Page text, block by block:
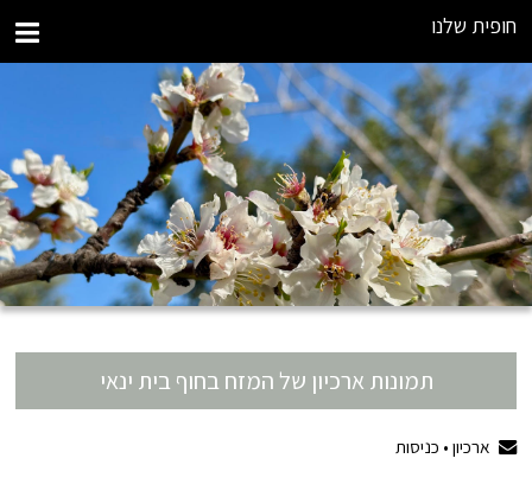
חופית שלנו
תמונות ארכיון של המזח בחוף בית ינאי
ארכיון • כניסות